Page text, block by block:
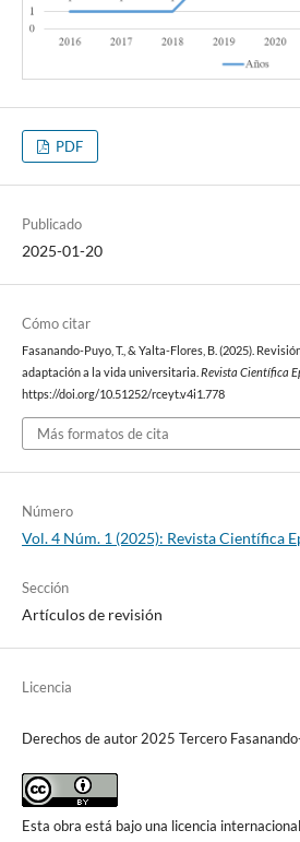
PDF
Publicado
2025-01-20
Cómo citar
Fasanando-Puyo, T., & Yalta-Flores, B. (2025).
adaptación a la vida universitaria. Revista Científica
https://doi.org/10.51252/rceyt.v4i1.778
Más formatos de cita
Número
Vol. 4 Núm. 1 (2025): Revista Científica
Sección
Artículos de revisión
Licencia
Derechos de autor 2025 Tercero
Esta obra está bajo una licencia internacional